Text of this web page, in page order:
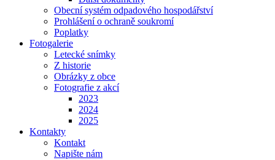
Obecní systém odpadového hospodářství
Prohlášení o ochraně soukromí
Poplatky
Fotogalerie
Letecké snímky
Z historie
Obrázky z obce
Fotografie z akcí
2023
2024
2025
Kontakty
Kontakt
Napište nám